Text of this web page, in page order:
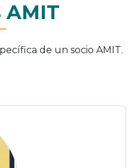
AMIT
de un socio AMIT.